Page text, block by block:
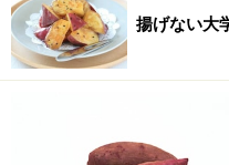
揚げない大